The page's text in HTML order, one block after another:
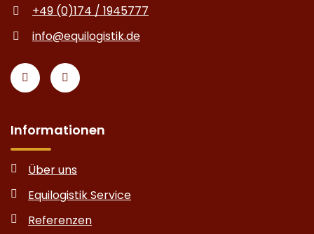
+49 (0)174 / 1945777
info@equilogistik.de
Informationen
Über uns
Equilogistik Service
Referenzen